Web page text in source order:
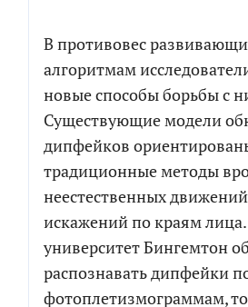
В противовес
алгоритмам
новые способы борьбы с
Существующие модели
дипфейков
традиционные методы
неестественных
искажений по краям
университет Бингемтон
распознавать дипфейки
фотоплетизмограммам, то